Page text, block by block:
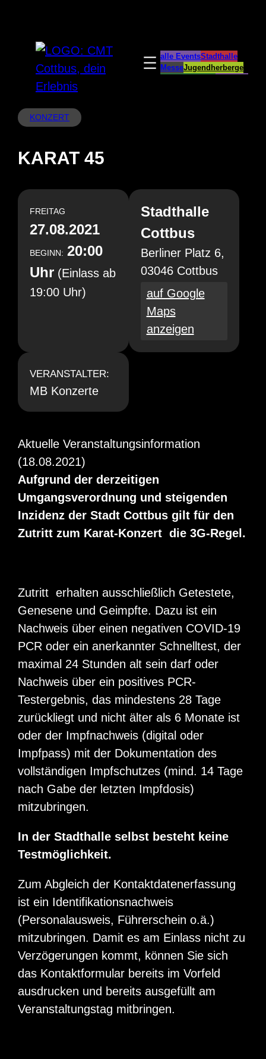
springen
alle EventsStadthalle
MesseJugendherberge
KONZERT
KARAT 45
FREITAG
27.08.2021
BEGINN: 20:00
Uhr (Einlass ab
19:00 Uhr)
Stadthalle
Cottbus
Berliner Platz 6,
03046 Cottbus
auf Google
Maps
anzeigen
VERANSTALTER:
MB Konzerte
Aktuelle Veranstaltungsinformation
(18.08.2021)
Aufgrund der derzeitigen
Umgangsverordnung und steigenden
Inzidenz der Stadt Cottbus gilt für den
Zutritt zum Karat-Konzert die 3G-Regel.
Zutritt erhalten ausschließlich Getestete,
Genesene und Geimpfte. Dazu ist ein
Nachweis über einen negativen COVID-19
PCR oder ein anerkannter Schnelltest, der
maximal 24 Stunden alt sein darf oder
Nachweis über ein positives PCR-
Testergebnis, das mindestens 28 Tage
zurückliegt und nicht älter als 6 Monate ist
oder der Impfnachweis (digital oder
Impfpass) mit der Dokumentation des
vollständigen Impfschutzes (mind. 14 Tage
nach Gabe der letzten Impfdosis)
mitzubringen.
In der Stadthalle selbst besteht keine
Testmöglichkeit.
Zum Abgleich der Kontaktdatenerfassung
ist ein Identifikationsnachweis
(Personalausweis, Führerschein o.ä.)
mitzubringen. Damit es am Einlass nicht zu
Verzögerungen kommt, können Sie sich
das Kontaktformular bereits im Vorfeld
ausdrucken und bereits ausgefüllt am
Veranstaltungstag mitbringen.